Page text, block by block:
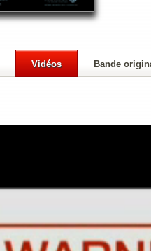
Vidéos Bande